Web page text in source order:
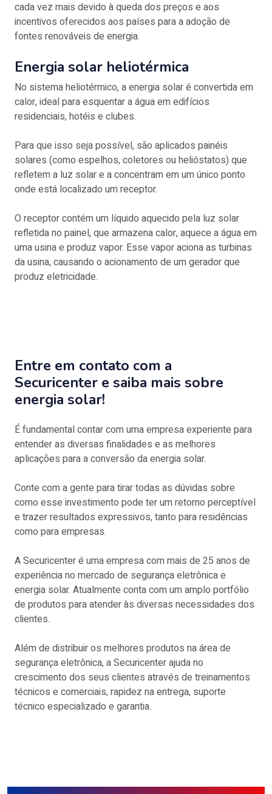
cada vez mais devido à queda dos preços e aos
incentivos oferecidos aos países para a adoção de
fontes renováveis de energia.
Energia solar heliotérmica
No sistema heliotérmico, a energia solar é convertida em
calor, ideal para esquentar a água em edifícios
residenciais, hotéis e clubes.
Para que isso seja possível, são aplicados painéis
solares (como espelhos, coletores ou helióstatos) que
refletem a luz solar e a concentram em um único ponto
onde está localizado um receptor.
O receptor contém um líquido aquecido pela luz solar
refletida no painel, que armazena calor, aquece a água em
uma usina e produz vapor. Esse vapor aciona as turbinas
da usina, causando o acionamento de um gerador que
produz eletricidade.
Entre em contato com a
Securicenter e saiba mais sobre
energia solar!
É fundamental contar com uma empresa experiente para
entender as diversas finalidades e as melhores
aplicações para a conversão da energia solar.
Conte com a gente para tirar todas as dúvidas sobre
como esse investimento pode ter um retorno perceptível
e trazer resultados expressivos, tanto para residências
como para empresas.
A Securicenter é uma empresa com mais de 25 anos de
experiência no mercado de segurança eletrônica e
energia solar. Atualmente conta com um amplo portfólio
de produtos para atender às diversas necessidades dos
clientes.
Além de distribuir os melhores produtos na área de
segurança eletrônica, a Securicenter ajuda no
crescimento dos seus clientes através de treinamentos
técnicos e comerciais, rapidez na entrega, suporte
técnico especializado e garantia.